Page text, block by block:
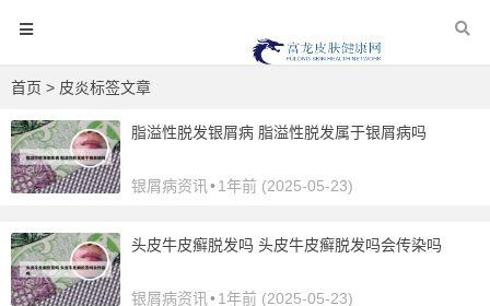
首页 > 皮炎标签文章
脂溢性脱发银屑病 脂溢性脱发属于银屑病吗
银屑病资讯 •1年前 (2025-05-23)
头皮牛皮癣脱发吗 头皮牛皮癣脱发吗会传染吗
银屑病资讯 •1年前 (2025-05-23)